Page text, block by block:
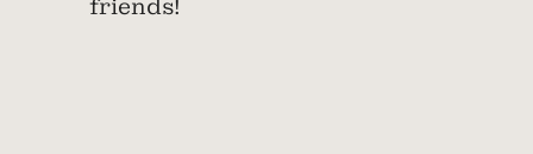
friends!